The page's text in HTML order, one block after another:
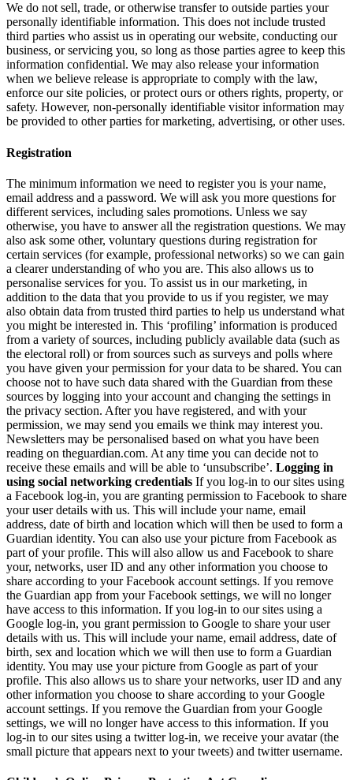
We do not sell, trade, or otherwise transfer to outside parties your
personally identifiable information. This does not include trusted
third parties who assist us in operating our website, conducting our
business, or servicing you, so long as those parties agree to keep this
information confidential. We may also release your information
when we believe release is appropriate to comply with the law,
enforce our site policies, or protect ours or others rights, property, or
safety. However, non-personally identifiable visitor information may
be provided to other parties for marketing, advertising, or other uses.
Registration
The minimum information we need to register you is your name,
email address and a password. We will ask you more questions for
different services, including sales promotions. Unless we say
otherwise, you have to answer all the registration questions. We may
also ask some other, voluntary questions during registration for
certain services (for example, professional networks) so we can gain
a clearer understanding of who you are. This also allows us to
personalise services for you. To assist us in our marketing, in
addition to the data that you provide to us if you register, we may
also obtain data from trusted third parties to help us understand what
you might be interested in. This ‘profiling’ information is produced
from a variety of sources, including publicly available data (such as
the electoral roll) or from sources such as surveys and polls where
you have given your permission for your data to be shared. You can
choose not to have such data shared with the Guardian from these
sources by logging into your account and changing the settings in
the privacy section. After you have registered, and with your
permission, we may send you emails we think may interest you.
Newsletters may be personalised based on what you have been
reading on theguardian.com. At any time you can decide not to
receive these emails and will be able to ‘unsubscribe’. Logging in
using social networking credentials If you log-in to our sites using
a Facebook log-in, you are granting permission to Facebook to share
your user details with us. This will include your name, email
address, date of birth and location which will then be used to form a
Guardian identity. You can also use your picture from Facebook as
part of your profile. This will also allow us and Facebook to share
your, networks, user ID and any other information you choose to
share according to your Facebook account settings. If you remove
the Guardian app from your Facebook settings, we will no longer
have access to this information. If you log-in to our sites using a
Google log-in, you grant permission to Google to share your user
details with us. This will include your name, email address, date of
birth, sex and location which we will then use to form a Guardian
identity. You may use your picture from Google as part of your
profile. This also allows us to share your networks, user ID and any
other information you choose to share according to your Google
account settings. If you remove the Guardian from your Google
settings, we will no longer have access to this information. If you
log-in to our sites using a twitter log-in, we receive your avatar (the
small picture that appears next to your tweets) and twitter username.